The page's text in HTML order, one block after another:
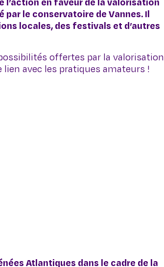
le conservatoire de Vannes. Il
locales, des festivals et d’autres
offertes par la valorisation
avec les pratiques amateurs !
Atlantiques dans le cadre de la